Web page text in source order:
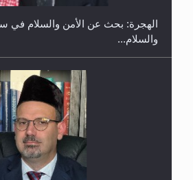
حفل توزيع الشهادات في الجامعة
الهجرة: بحث عن الأمن والسلام في
والسلام...